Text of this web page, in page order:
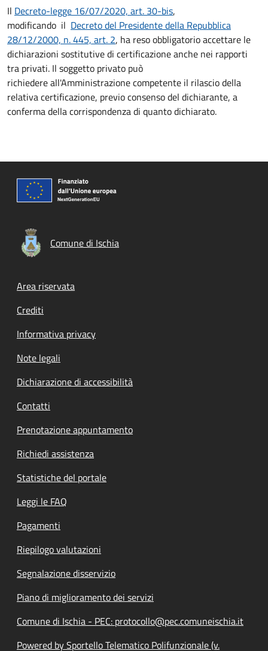
Il Decreto-legge 16/07/2020, art. 30-bis,
modificando il Decreto del Presidente della Repubblica
28/12/2000, n. 445, art. 2, ha reso obbligatorio accettare le
dichiarazioni sostitutive di certificazione anche nei rapporti
tra privati. Il soggetto privato può
richiedere all'Amministrazione competente il rilascio della
relativa certificazione, previo consenso del dichiarante, a
conferma della corrispondenza di quanto dichiarato.
Comune di Ischia
Footer menu
Area riservata
Crediti
Informativa privacy
Note legali
Dichiarazione di accessibilità
Contatti
Prenotazione appuntamento
Richiedi assistenza
Statistiche del portale
Leggi le FAQ
Pagamenti
Riepilogo valutazioni
Segnalazione disservizio
Piano di miglioramento dei servizi
Comune di Ischia - PEC: protocollo@pec.comuneischia.it
Powered by Sportello Telematico Polifunzionale (v.